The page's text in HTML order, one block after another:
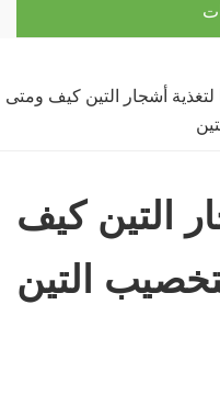
لتغذية أشجار التين كيف ومتى
التين كيف
التين